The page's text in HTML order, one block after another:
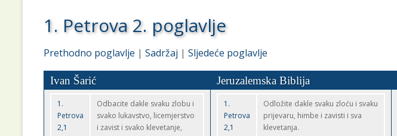
1. Petrova 2. poglavlje
Prethodno poglavlje | Sadržaj | Sljedeće poglavlje
Ivan Šarić Jeruzalemska Biblija
1.
Petrova
2,1
Odbacite dakle svaku zlobu i
svako lukavstvo, licemjerstvo
i zavist i svako klevetanje,
1.
Petrova
2,1
Odložite dakle svaku zloću i svaku
prijevaru, himbe i zavisti i sva
klevetanja.